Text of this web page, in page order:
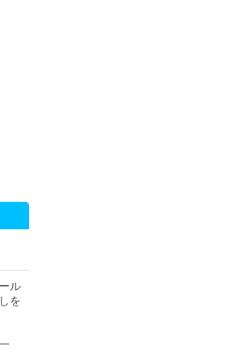
ル
を